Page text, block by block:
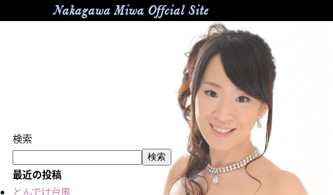
Nakagawa Miwa Offcial Site
検索
検索
最近の投稿
とんでけ台風